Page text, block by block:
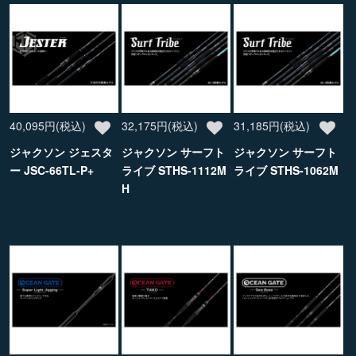
40,095円(税込)
ジャクソン ジェスタ
ー JSC-66TL-P+
32,175円(税込)
ジャクソン サーフト
ライブ STHS-1112M
H
31,185円(税込)
ジャクソン サーフト
ライブ STHS-1062M